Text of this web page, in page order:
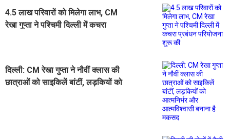
4.5 लाख परिवारों को मिलेगा लाभ, CM
रेखा गुप्ता ने पश्चिमी दिल्ली में कचरा
दिल्ली: CM रेखा गुप्ता ने नौवीं क्लास की
छात्राओं को साइकिलें बांटीं, लड़कियों को